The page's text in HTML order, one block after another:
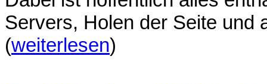
Servers, Holen der Seite und
(weiterlesen)